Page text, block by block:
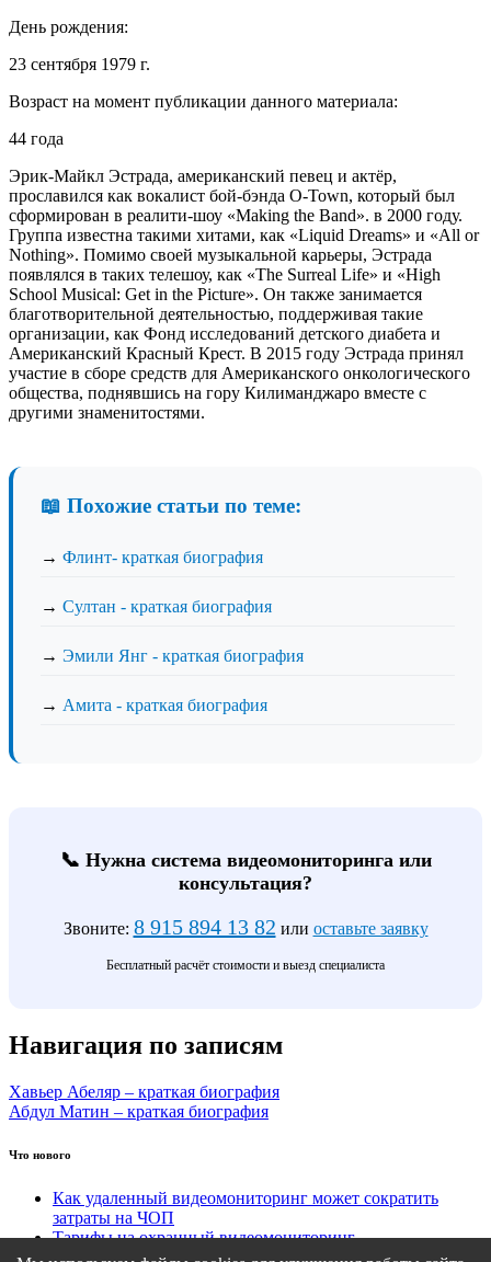
День рождения:
23 сентября 1979 г.
Возраст на момент публикации данного материала:
44 года
Эрик-Майкл Эстрада, американский певец и актёр,
прославился как вокалист бой-бэнда O-Town, который был
сформирован в реалити-шоу «Making the Band». в 2000 году.
Группа известна такими хитами, как «Liquid Dreams» и «All or
Nothing». Помимо своей музыкальной карьеры, Эстрада
появлялся в таких телешоу, как «The Surreal Life» и «High
School Musical: Get in the Picture». Он также занимается
благотворительной деятельностью, поддерживая такие
организации, как Фонд исследований детского диабета и
Американский Красный Крест. В 2015 году Эстрада принял
участие в сборе средств для Американского онкологического
общества, поднявшись на гору Килиманджаро вместе с
другими знаменитостями.
📖 Похожие статьи по теме:
→ Флинт- краткая биография
→ Султан - краткая биография
→ Эмили Янг - краткая биография
→ Амита - краткая биография
📞 Нужна система видеомониторинга или
консультация?
Звоните: 8 915 894 13 82 или оставьте заявку
Бесплатный расчёт стоимости и выезд специалиста
Навигация по записям
Хавьер Абеляр – краткая биография
Абдул Матин – краткая биография
Что нового
Как удаленный видеомониторинг может сократить
затраты на ЧОП
Тарифы на охранный видеомониторинг
Этапы подключения удаленного видеомониторинга